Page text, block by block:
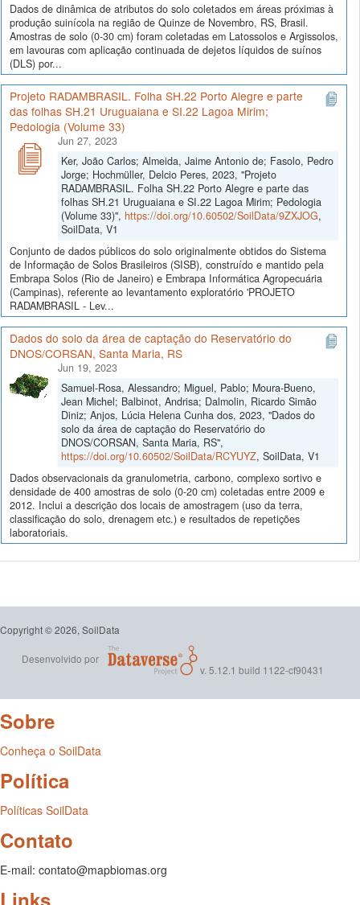
Dados de dinâmica de atributos do solo coletados em áreas próximas à
produção suinícola na região de Quinze de Novembro, RS, Brasil.
Amostras de solo (0-30 cm) foram coletadas em Latossolos e Argissolos,
em lavouras com aplicação continuada de dejetos líquidos de suínos
(DLS) por...
Projeto RADAMBRASIL. Folha SH.22 Porto Alegre e parte
das folhas SH.21 Uruguaiana e SI.22 Lagoa Mirim;
Pedologia (Volume 33)
Jun 27, 2023
Ker, João Carlos; Almeida, Jaime Antonio de; Fasolo, Pedro
Jorge; Hochmüller, Delcio Peres, 2023, "Projeto
RADAMBRASIL. Folha SH.22 Porto Alegre e parte das
folhas SH.21 Uruguaiana e SI.22 Lagoa Mirim; Pedologia
(Volume 33)", https://doi.org/10.60502/SoilData/9ZXJOG,
SoilData, V1
Conjunto de dados públicos do solo originalmente obtidos do Sistema
de Informação de Solos Brasileiros (SISB), construído e mantido pela
Embrapa Solos (Rio de Janeiro) e Embrapa Informática Agropecuária
(Campinas), referente ao levantamento exploratório 'PROJETO
RADAMBRASIL - Lev...
Dados do solo da área de captação do Reservatório do
DNOS/CORSAN, Santa Maria, RS
Jun 19, 2023
Samuel-Rosa, Alessandro; Miguel, Pablo; Moura-Bueno,
Jean Michel; Balbinot, Andrisa; Dalmolin, Ricardo Simão
Diniz; Anjos, Lúcia Helena Cunha dos, 2023, "Dados do
solo da área de captação do Reservatório do
DNOS/CORSAN, Santa Maria, RS",
https://doi.org/10.60502/SoilData/RCYUYZ, SoilData, V1
Dados observacionais da granulometria, carbono, complexo sortivo e
densidade de 400 amostras de solo (0-20 cm) coletadas entre 2009 e
2012. Inclui a descrição dos locais de amostragem (uso da terra,
classificação do solo, drenagem etc.) e resultados de repetições
laboratoriais.
Copyright © 2026, SoilData
Desenvolvido por
v. 5.12.1 build 1122-cf90431
Sobre
Conheça o SoilData
Política
Políticas SoilData
Contato
E-mail: contato@mapbiomas.org
Links